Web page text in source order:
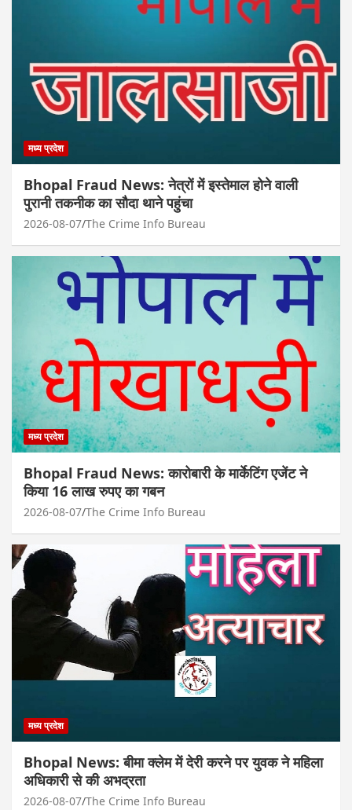
मध्य प्रदेश
Bhopal Fraud News: नेत्रों में इस्तेमाल होने वाली
पुरानी तकनीक का सौदा थाने पहुंचा
2026-08-07 The Crime Info Bureau
मध्य प्रदेश
Bhopal Fraud News: कारोबारी के मार्केटिंग एजेंट ने
किया 16 लाख रुपए का गबन
2026-08-07 The Crime Info Bureau
मध्य प्रदेश
Bhopal News: बीमा क्लेम में देरी करने पर युवक ने महिला
अधिकारी से की अभद्रता
2026-08-07 The Crime Info Bureau